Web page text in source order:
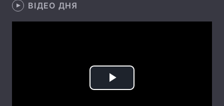
Екологія
ВІДЕО ДНЯ
Play